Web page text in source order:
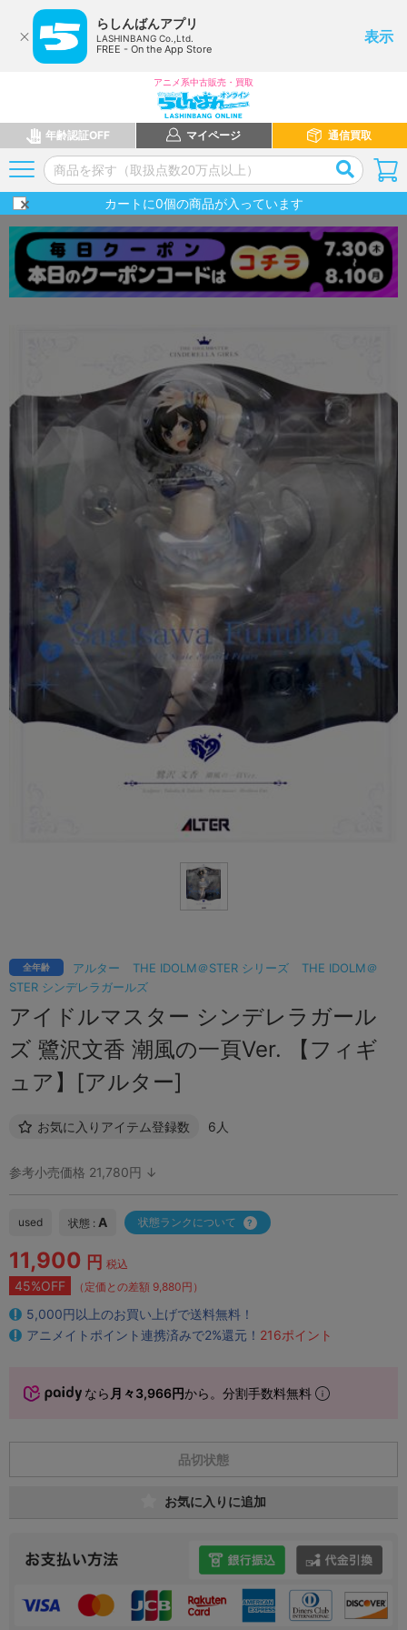
らしんばんアプリ
LASHINBANG Co.,Ltd.
FREE - On the App Store
表示
アニメ系中古販売・買取
年齢認証OFF マイページ 通信買取
カートに0個の商品が入っています
アルター THE IDOLM＠STER シリーズ
THE IDOLM＠
STER シンデレラガールズ
全年齢
アイドルマスター シンデレラガール
ズ 鷺沢文香 潮風の一頁Ver. 【フィギ
ュア】[アルター]
お気に入りアイテム登録数 6人
参考小売価格 21,780円 ↓
used 状態 : A 状態ランクについて
11,900 円 税込
45%OFF （定価との差額 9,880円）
5,000円以上のお買い上げで送料無料！
アニメイトポイント連携済みで2%還元！ 216ポイント
なら 月々3,966円から。分割手数料無料
品切状態
お気に入りに追加